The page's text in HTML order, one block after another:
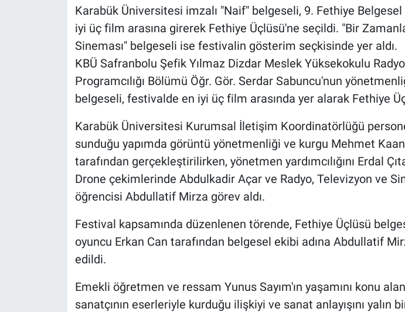
Karabük Üniversitesi imzalı "Naif" belgeseli, 9. Fethiye
iyi üç film arasına girerek Fethiye Üçlüsü'ne seçildi. "Bir
Sineması" belgeseli ise festivalin gösterim seçkisinde yer aldı.
KBÜ Safranbolu Şefik Yılmaz Dizdar Meslek Yüksekokulu
Programcılığı Bölümü Öğr. Gör. Serdar Sabuncu'nun
belgeseli, festivalde en iyi üç film arasında yer alarak Fethiye
Karabük Üniversitesi Kurumsal İletişim Koordinatörlüğü
sunduğu yapımda görüntü yönetmenliği ve kurgu Mehmet
tarafından gerçekleştirilirken, yönetmen yardımcılığını Erdal
Drone çekimlerinde Abdulkadir Açar ve Radyo, Televizyon ve
öğrencisi Abdullatif Mirza görev aldı.
Festival kapsamında düzenlenen törende, Fethiye Üçlüsü
oyuncu Erkan Can tarafından belgesel ekibi adına Abdullatif
edildi.
Emekli öğretmen ve ressam Yunus Sayım'ın yaşamını konu
sanatçının eserleriyle kurduğu ilişkiyi ve sanat anlayışını yalın